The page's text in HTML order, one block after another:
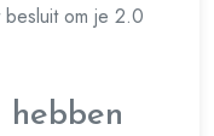
om je 2.0
hebben